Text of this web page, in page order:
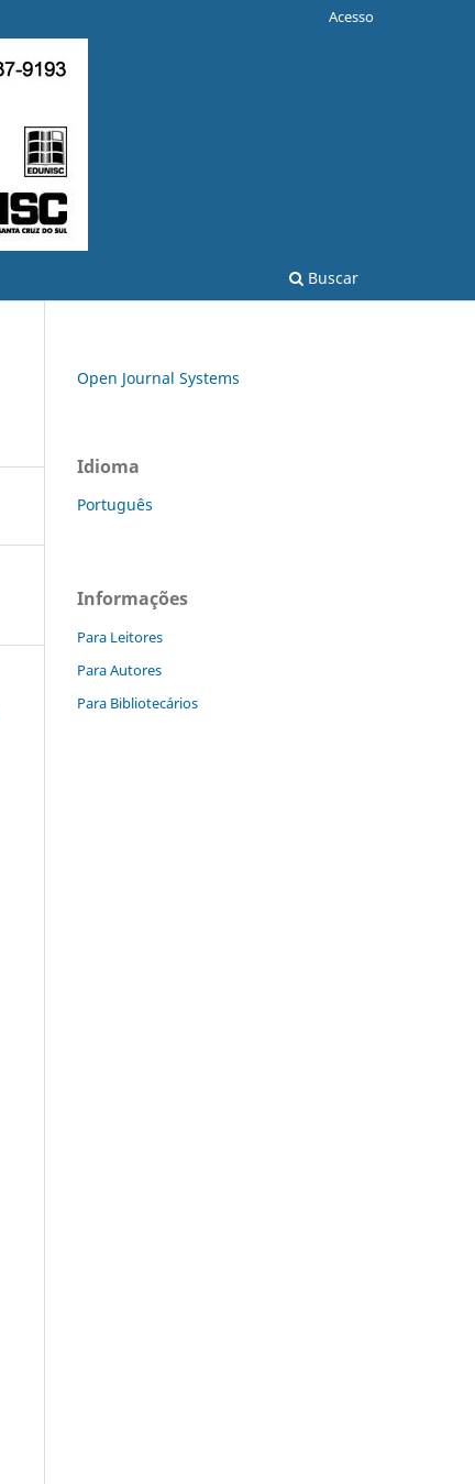
Buscar
Acesso
Open Journal Systems
Idioma
Português
Informações
Para Leitores
Para Autores
Para Bibliotecários